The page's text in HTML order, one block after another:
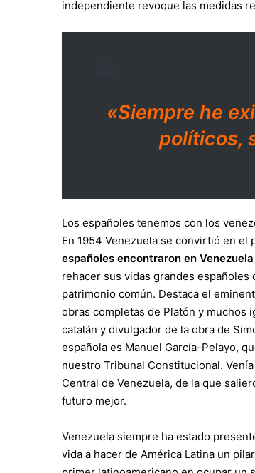
independiente revoque las medidas
«Siempre he
políticos,
Los españoles tenemos con los
En 1954 Venezuela se convirtió en
españoles encontraron en
rehacer sus vidas grandes
patrimonio común. Destaca el
obras completas de Platón y muchos
catalán y divulgador de la obra de
española es Manuel García-Pelayo,
nuestro Tribunal Constitucional.
Central de Venezuela, de la que
futuro mejor.
Venezuela siempre ha estado
vida a hacer de América Latina un